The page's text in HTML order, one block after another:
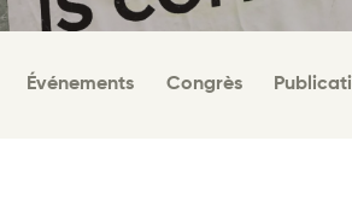
Événements Congrès